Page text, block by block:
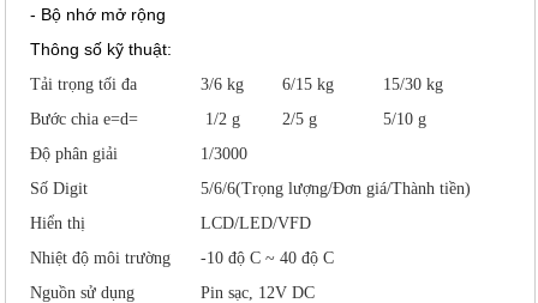
- Bộ nhớ mở rộng
Thông số kỹ thuật:
Tải trọng tối đa 3/6 kg 6/15 kg
15/30 kg
Bước chia e=d=
1/2 g 2/5 g
5/10 g
Độ phân giải
1/3000
Số Digit
5/6/6(Trọng lượng/Đơn giá/Thành tiền)
Hiển thị
LCD/LED/VFD
Nhiệt độ môi trường
-10 độ C ~ 40 độ C
Nguồn sử dụng
Pin sạc, 12V DC